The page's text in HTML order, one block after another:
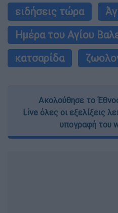
ειδήσεις τώρα
Ημέρα του Αγίου
κατσαρίδα
Ακολούθησε το
Live όλες οι εξελίξεις
υπογραφή του